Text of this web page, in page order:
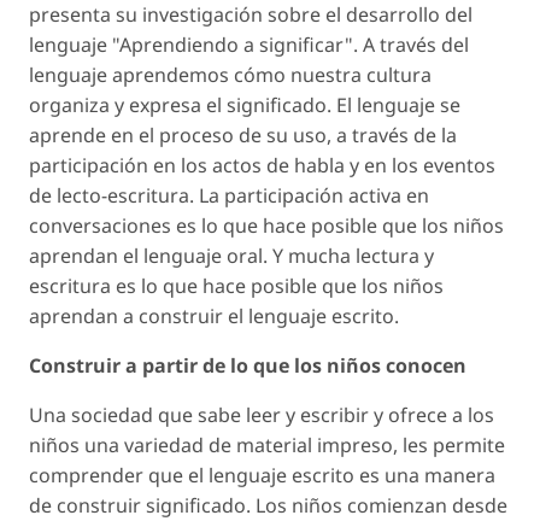
presenta su investigación sobre el desarrollo del
lenguaje "Aprendiendo a significar". A través del
lenguaje aprendemos cómo nuestra cultura
organiza y expresa el significado. El lenguaje se
aprende en el proceso de su uso, a través de la
participación en los actos de habla y en los eventos
de lecto-escritura. La participación activa en
conversaciones es lo que hace posible que los niños
aprendan el lenguaje oral. Y mucha lectura y
escritura es lo que hace posible que los niños
aprendan a construir el lenguaje escrito.
Construir a partir de lo que los niños conocen
Una sociedad que sabe leer y escribir y ofrece a los
niños una variedad de material impreso, les permite
comprender que el lenguaje escrito es una manera
de construir significado. Los niños comienzan desde